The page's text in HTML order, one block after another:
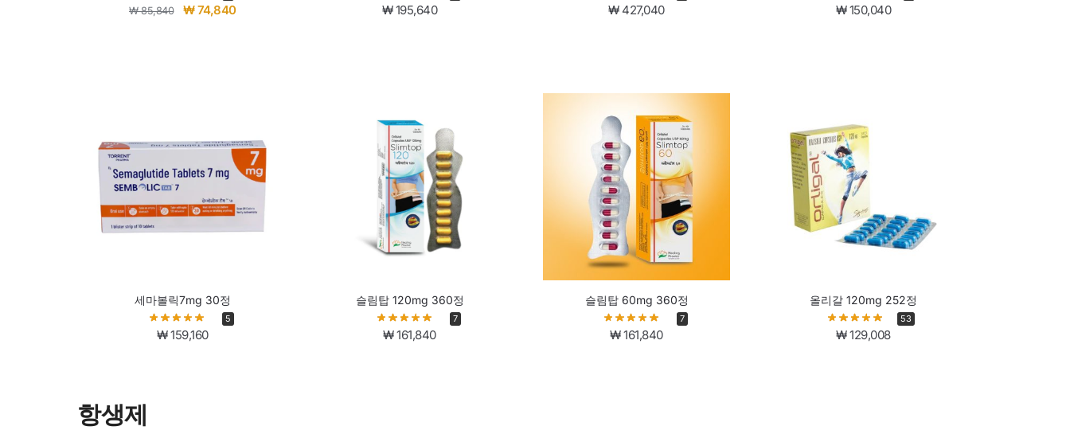
₩85,840 ₩74,840 ₩195,640 ₩427,040 ₩150,040
세마볼릭7mg 30정
5
₩159,160
슬림탑 120mg 360정
7
₩161,840
슬림탑 60mg 360정
7
₩161,840
올리갈 120mg 252정
53
₩129,008
항생제